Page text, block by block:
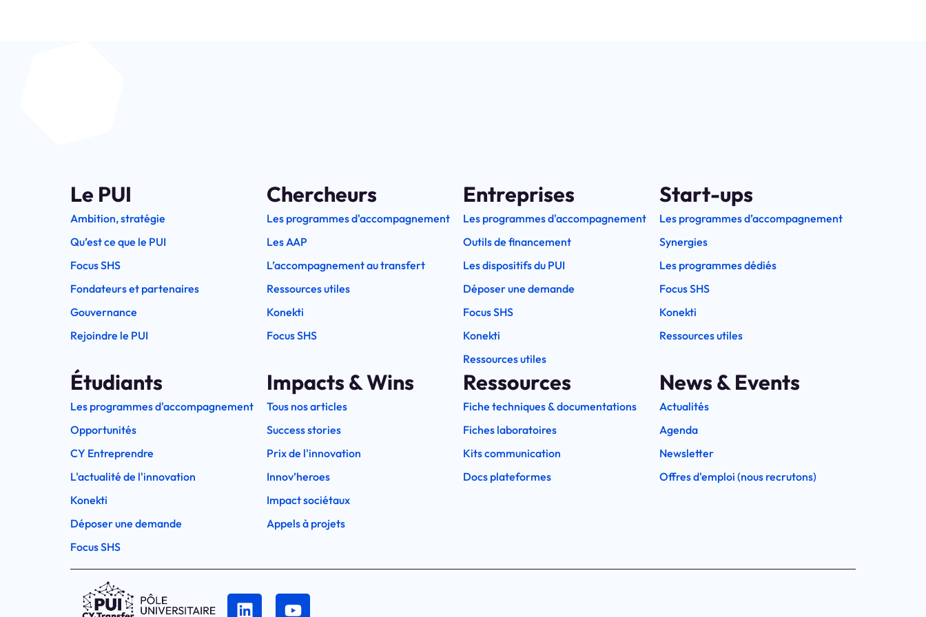
Le PUI
Ambition, stratégie
Qu’est ce que le PUI
Focus SHS
Fondateurs et partenaires
Gouvernance
Rejoindre le PUI
Chercheurs
Les programmes d'accompagnement
Les AAP
L’accompagnement au transfert
Ressources utiles
Konekti
Focus SHS
Entreprises
Les programmes d'accompagnement
Outils de financement
Les dispositifs du PUI
Déposer une demande
Focus SHS
Konekti
Ressources utiles
Start-ups
Les programmes d’accompagnement
Synergies
Les programmes dédiés
Focus SHS
Konekti
Ressources utiles
Étudiants
Les programmes d'accompagnement
Opportunités
CY Entreprendre
L'actualité de l'innovation
Konekti
Déposer une demande
Focus SHS
Impacts & Wins
Tous nos articles
Success stories
Prix de l'innovation
Innov’heroes
Impact sociétaux
Appels à projets
Ressources
Fiche techniques & documentations
Fiches laboratoires
Kits communication
Docs plateformes
News & Events
Actualités
Agenda
Newsletter
Offres d'emploi (nous recrutons)